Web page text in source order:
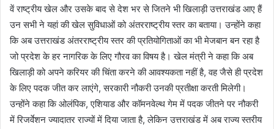
वें राष्ट्रीय खेल और उसके बाद से देश भर से जितने भी खिलाड़ी उत्तराखंड आए हैं
उन सभी ने यहां की खेल सुविधाओं को अंतरराष्ट्रीय स्तर का बताया। उन्होंने कहा
कि अब उत्तराखंड अंतरराष्ट्रीय स्तर की प्रतियोगिताओं का भी मेजबान बन रहा है
जो प्रदेश के हर नागरिक के लिए गौरव का विषय है। खेल मंत्री ने कहा कि अब
खिलाड़ी को अपने करियर की चिंता करने की आवश्यकता नहीं है, वह जैसे ही प्रदेश
के लिए पदक जीत कर लाएंगे, सरकारी नौकरी उनकी प्रतीक्षा करती मिलेगी।
उन्होंने कहा कि ओलंपिक, एशियाड और कॉमनवेल्थ गेम में पदक जीतने पर नौकरी
में रिजर्वेशन ज्यादातर राज्यों में दिया जाता है, लेकिन उत्तराखंड में अब राज्य स्तरीय